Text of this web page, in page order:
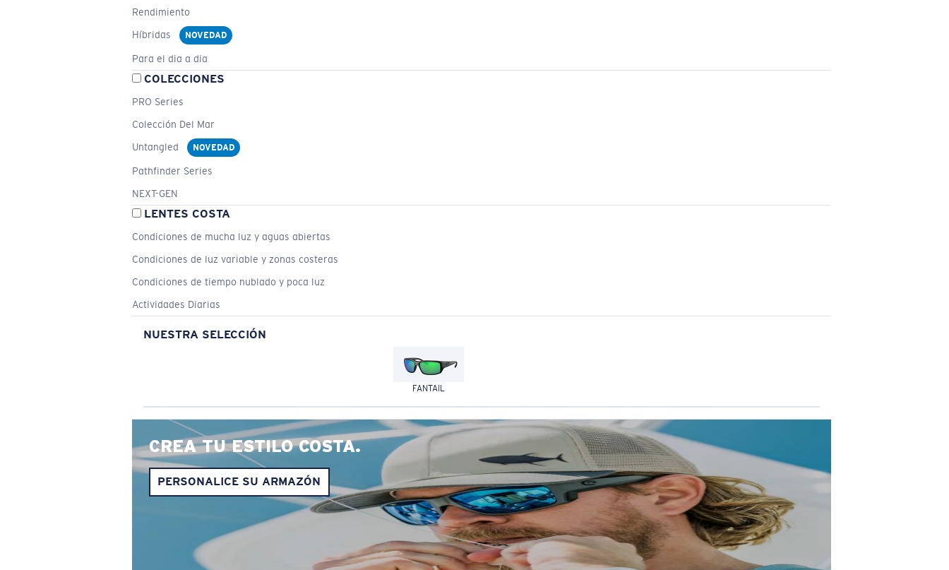
Rendimiento
Híbridas
NOVEDAD
Para el dia a dia
COLECCIONES
PRO Series
Colección Del Mar
Untangled
NOVEDAD
Pathfinder Series
NEXT-GEN
LENTES COSTA
Condiciones de mucha luz y aguas abiertas
Condiciones de luz variable y zonas costeras
Condiciones de tiempo nublado y poca luz
Actividades Diarias
NUESTRA SELECCIÓN
FANTAIL
CREA TU ESTILO COSTA.
PERSONALICE SU ARMAZÓN